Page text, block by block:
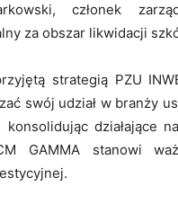
członek
za obszar likwidacji
strategią PZU
swój udział w branży
konsolidując działające
GAMMA stanowi